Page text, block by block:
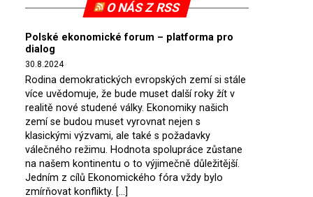
O NÁS Z RSS
Polské ekonomické forum – platforma pro
dialog
30.8.2024
Rodina demokratických evropských zemí si stále
více uvědomuje, že bude muset další roky žít v
realitě nové studené války. Ekonomiky našich
zemí se budou muset vyrovnat nejen s
klasickými výzvami, ale také s požadavky
válečného režimu. Hodnota spolupráce zůstane
na našem kontinentu o to výjimečně důležitější.
Jedním z cílů Ekonomického fóra vždy bylo
zmírňovat konflikty. […]